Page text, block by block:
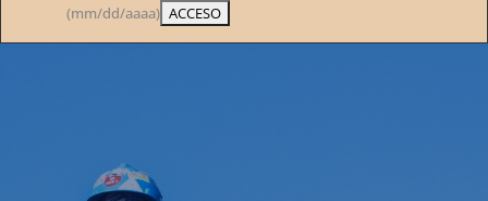
(mm/dd/aaaa)